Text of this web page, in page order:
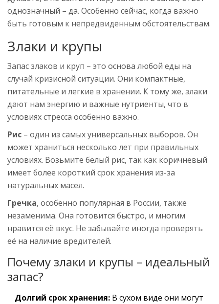
однозначный – да. Особенно сейчас, когда важно
быть готовым к непредвиденным обстоятельствам.
Злаки и крупы
Запас злаков и круп – это основа любой еды на
случай кризисной ситуации. Они компактные,
питательные и легкие в хранении. К тому же, злаки
дают нам энергию и важные нутриенты, что в
условиях стресса особенно важно.
Рис – один из самых универсальных выборов. Он
может храниться несколько лет при правильных
условиях. Возьмите белый рис, так как коричневый
имеет более короткий срок хранения из-за
натуральных масел.
Гречка, особенно популярная в России, также
незаменима. Она готовится быстро, и многим
нравится её вкус. Не забывайте иногда проверять
её на наличие вредителей.
Почему злаки и крупы – идеальный
запас?
Долгий срок хранения: В сухом виде они могут